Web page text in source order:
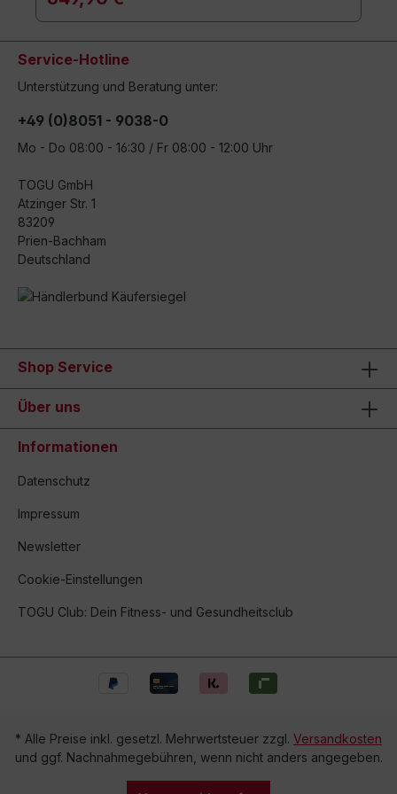
Service-Hotline
Unterstützung und Beratung unter:
+49 (0)8051 - 9038-0
Mo - Do 08:00 - 16:30 / Fr 08:00 - 12:00 Uhr
TOGU GmbH
Atzinger Str. 1
83209
Prien-Bachham
Deutschland
Shop Service
Über uns
Informationen
Datenschutz
Impressum
Newsletter
Cookie-Einstellungen
TOGU Club: Dein Fitness- und Gesundheitsclub
* Alle Preise inkl. gesetzl. Mehrwertsteuer zzgl. Versandkosten
und ggf. Nachnahmegebühren, wenn nicht anders angegeben.